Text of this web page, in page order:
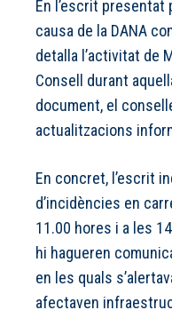
En l’escrit presentat
causa de la DANA
detalla l’activitat de
Consell durant
document, el
actualitzacions
En concret, l’escrit
d’incidències en
11.00 hores i a les
hi hagueren
en les quals
afectaven